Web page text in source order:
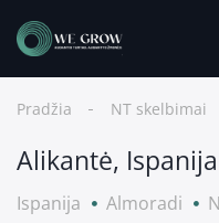
Pradžia NT skelbimai
Alikantė,
Ispanija Almoradi